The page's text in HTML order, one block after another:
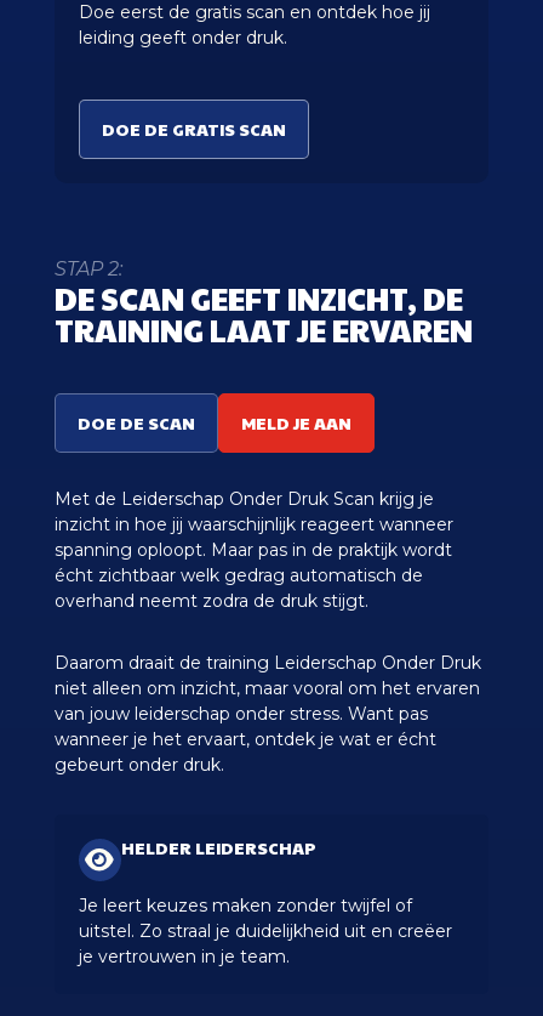
Doe eerst de gratis scan en ontdek hoe jij
leiding geeft onder druk.
DOE DE GRATIS SCAN
STAP 2:
DE SCAN GEEFT INZICHT, DE
TRAINING LAAT JE ERVAREN
DOE DE SCAN MELD JE AAN
Met de Leiderschap Onder Druk Scan krijg je
inzicht in hoe jij waarschijnlijk reageert wanneer
spanning oploopt. Maar pas in de praktijk wordt
écht zichtbaar welk gedrag automatisch de
overhand neemt zodra de druk stijgt.
Daarom draait de training Leiderschap Onder Druk
niet alleen om inzicht, maar vooral om het ervaren
van jouw leiderschap onder stress. Want pas
wanneer je het ervaart, ontdek je wat er écht
gebeurt onder druk.
HELDER LEIDERSCHAP
Je leert keuzes maken zonder twijfel of
uitstel. Zo straal je duidelijkheid uit en creëer
je vertrouwen in je team.